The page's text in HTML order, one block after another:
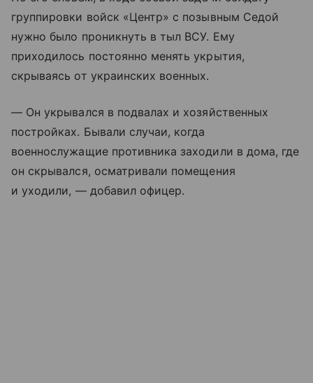
группировки войск «Центр» с позывным Седой
нужно было проникнуть в тыл ВСУ. Ему
приходилось постоянно менять укрытия,
скрываясь от украинских военных.
— Он укрывался в подвалах и хозяйственных
постройках. Бывали случаи, когда
военнослужащие противника заходили в дома, где
он скрывался, осматривали помещения
и уходили, — добавил офицер.